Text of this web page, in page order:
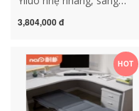
giá để đồ trên Internet,
khối nhỏ, bàn cạnh giường
ngủ kiểu Ý
3,804,000 đ
HOT